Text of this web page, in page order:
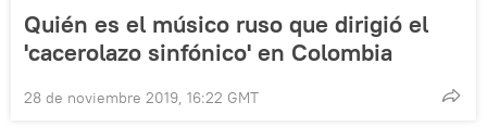
Quién es el músico ruso que dirigió el
'cacerolazo sinfónico' en Colombia
28 de noviembre 2019, 16:22 GMT